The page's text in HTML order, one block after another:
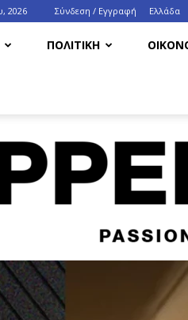
2026 Σύνδεση / Εγγραφή Ελλάδα
ΠΟΛΙΤΙΚΗ